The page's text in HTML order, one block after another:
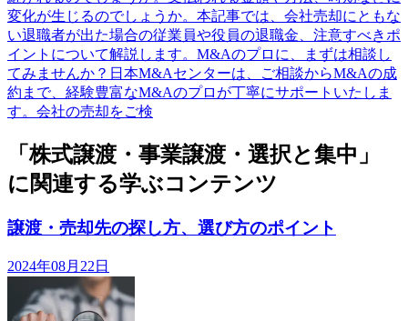
変化が生じるのでしょうか。本記事では、会社売却にともな
い退職者が出た場合の従業員や役員の退職金、注意すべきポ
イントについて解説します。M&Aのプロに、まずは相談し
てみませんか？日本M&Aセンターは、ご相談からM&Aの成
約まで、経験豊富なM&Aのプロが丁寧にサポートいたしま
す。会社の売却をご検
「株式譲渡・事業譲渡・選択と集中」
に関連する学ぶコンテンツ
譲渡・売却先の探し方、選び方のポイント
2024年08月22日